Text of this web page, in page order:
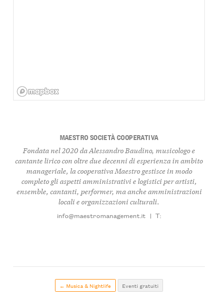
MAESTRO SOCIETÀ COOPERATIVA
Fondata nel 2020 da Alessandro Baudino, musicologo e
cantante lirico con oltre due decenni di esperienza in ambito
manageriale, la cooperativa Maestro gestisce in modo
completo gli aspetti amministrativi e logistici per artisti,
ensemble, cantanti, performer, ma anche amministrazioni
locali e organizzazioni culturali.
info@maestromanagement.it | T:
← Musica & Nightlife Eventi gratuiti